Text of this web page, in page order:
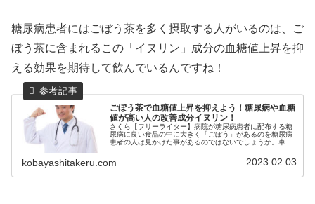
糖尿病患者にはごぼう茶を多く摂取する人がいるのは、ご
ぼう茶に含まれるこの「イヌリン」成分の血糖値上昇を抑
える効果を期待して飲んでいるんですね！
ごぼう茶で血糖値上昇を抑えよう！糖尿病や血糖
値が高い人の改善成分イヌリン！
さくら【フリーライター】病院が糖尿病患者に配布する糖
尿病に良い食品の中に大きく「ごぼう」があるのを糖尿病
患者の人は見かけた事があるのではないでしょうか。車ウ
kobayashitakeru.com 2023.02.03